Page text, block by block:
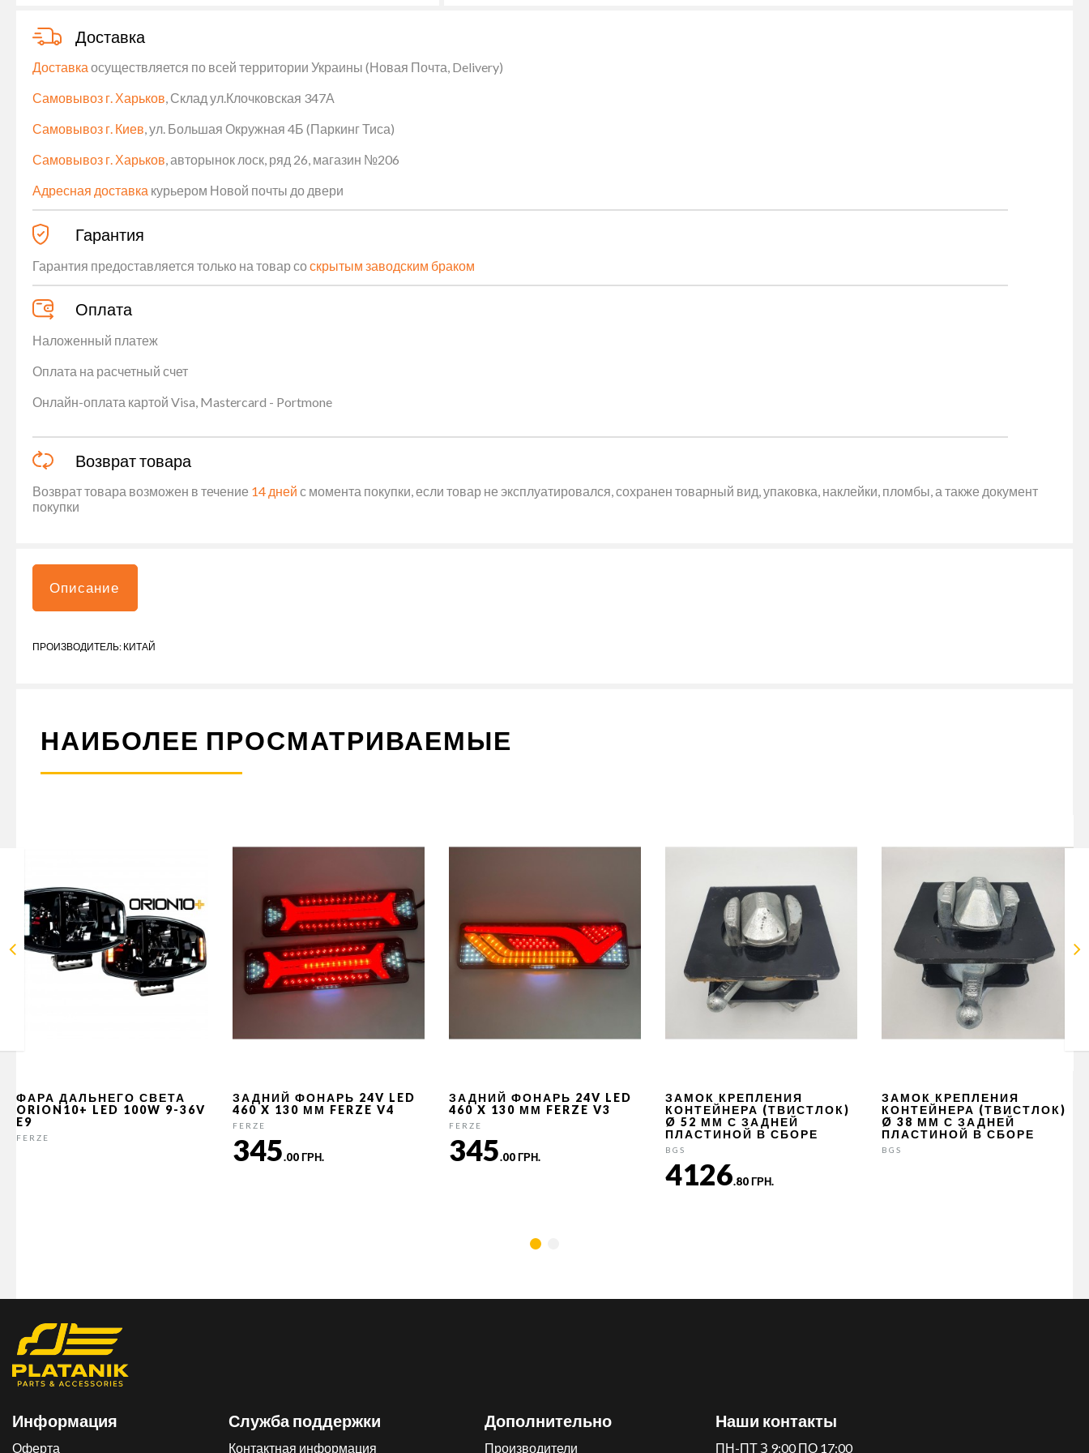
Доставка
Доставка осуществляется по всей территории Украины (Новая Почта, Delivery)
Самовывоз г. Харьков , Склад ул.Клочковская 347А
Самовывоз г. Киев , ул. Большая Окружная 4Б (Паркинг Тиса)
Самовывоз г. Харьков , авторынок лоск, ряд 26, магазин №206
Адресная доставка курьером Новой почты до двери
Гарантия
Гарантия предоставляется только на товар соскрытым заводским браком
Оплата
Наложенный платеж
Оплата на расчетный счет
Онлайн-оплата картой Visa, Mastercard - Portmone
Возврат товара
Возврат товара возможен в течение 14 дней с момента покупки, если товар не эксплуатировался, сохранен товарный вид, упаковка, наклейки, пломбы, а также документ
покупки
Описание
ПРОИЗВОДИТЕЛЬ: КИТАЙ
НАИБОЛЕЕ ПРОСМАТРИВАЕМЫЕ
ФАРА ДАЛЬНЕГО СВЕТА
ORION10+ LED 100W 9-36V
E9
FERZE
ЗАДНИЙ ФОНАРЬ 24V LED
460 X 130 ММ FERZE V4
FERZE
345.00 ГРН.
ЗАДНИЙ ФОНАРЬ 24V LED
460 X 130 ММ FERZE V3
FERZE
345.00 ГРН.
ЗАМОК КРЕПЛЕНИЯ
КОНТЕЙНЕРА (ТВИСТЛОК)
Ø 52 ММ С ЗАДНЕЙ
ПЛАСТИНОЙ В СБОРЕ
BGS
4126.80 ГРН.
ЗАМОК КРЕПЛЕНИЯ
КОНТЕЙНЕРА (ТВИСТЛОК)
Ø 38 ММ С ЗАДНЕЙ
ПЛАСТИНОЙ В СБОРЕ
BGS
Информация
Оферта
Служба поддержки
Контактная информация
Дополнительно
Производители
Наши контакты
ПН-ПТ З 9:00 ПО 17:00